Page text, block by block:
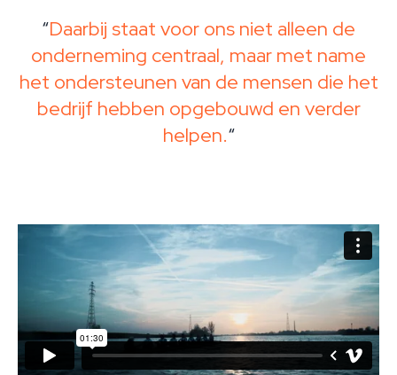
Daarbij staat voor ons niet alleen de
onderneming centraal, maar met name
het ondersteunen van de mensen die het
bedrijf hebben opgebouwd en verder
helpen.